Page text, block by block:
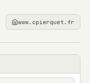
www.cpierquet.fr